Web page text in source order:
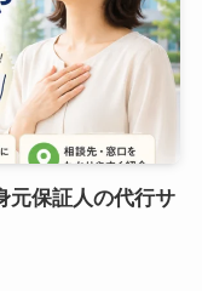
元保証人の代行サ